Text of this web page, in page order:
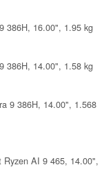
386H, 16.00", 1.95 kg
386H, 14.00", 1.58 kg
9 386H, 14.00", 1.568
AI 9 465, 14.00",